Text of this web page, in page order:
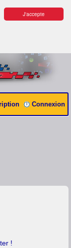
J'accepte
Connexion
!